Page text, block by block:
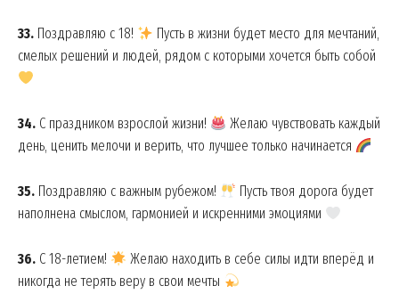
SUBSCRIBE NOW
Company
About
Contact us
33. Поздравляю с 18!
Пусть в жизни будет место для мечтаний,
смелых решений и людей, рядом с которыми хочется быть собой
34. С праздником взрослой жизни!
Желаю чувствовать каждый
день, ценить мелочи и верить, что лучшее только начинается
35. Поздравляю с важным рубежом!
Пусть твоя дорога будет
наполнена смыслом, гармонией и искренними эмоциями
36. С 18-летием!
Желаю находить в себе силы идти вперёд и
никогда не терять веру в свои мечты